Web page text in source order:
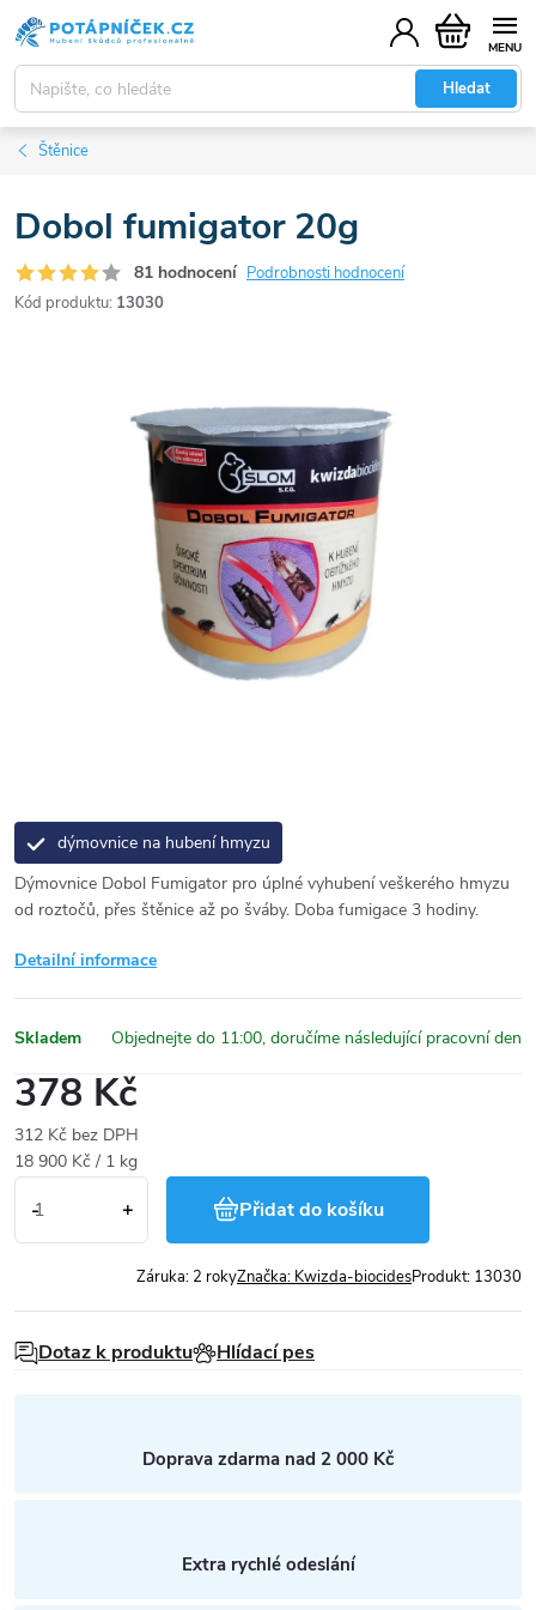
Přejít
na
obsah
Hledat
Nákupní
košík
Štěnice
Dobol fumigator 20g
81 hodnocení Podrobnosti hodnocení
Kód produktu: 13030
dýmovnice na hubení hmyzu
Dýmovnice Dobol Fumigator pro úplné vyhubení veškerého hmyzu
od roztočů, přes štěnice až po šváby. Doba fumigace 3 hodiny.
Detailní informace
Skladem
378 Kč
312 Kč bez DPH
Měrná
18 900 Kč / 1 kg
Přidat do košíku
Značka: Kwizda-biocides
Záruka: 2 roky Produkt: 13030
Dotaz k produktu Hlídací pes
Doprava zdarma nad 2 000 Kč
Extra rychlé odeslání